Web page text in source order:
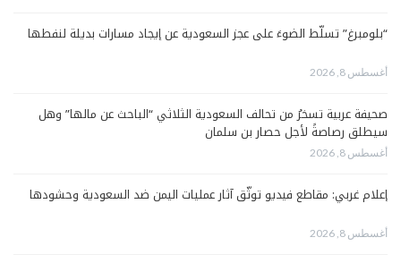
“بلومبرغ” تسلّط الضوءَ على عجز السعودية عن إيجاد مسارات بديلة لنفطها
أغسطس 8, 2026
صحيفة عربية تسخرُ من تحالف السعودية الثلاثي “الباحث عن مالها” وهل
سيطلق رصاصةً لأجل حصار بن سلمان
أغسطس 8, 2026
إعلام غربي: مقاطع فيديو توثّق آثار عمليات اليمن ضد السعودية وحشودها
أغسطس 8, 2026